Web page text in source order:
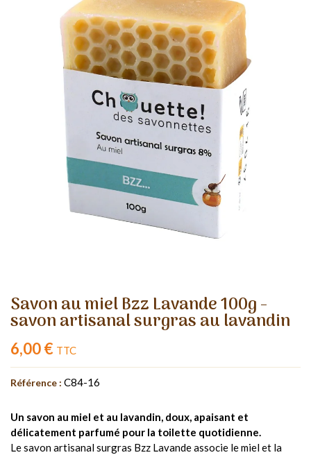
Savon au miel Bzz Lavande 100g -
savon artisanal surgras au lavandin
6,00 € TTC
Référence : C84-16
Un savon au miel et au lavandin, doux, apaisant et
délicatement parfumé pour la toilette quotidienne.
Le savon artisanal surgras Bzz Lavande associe le miel et la